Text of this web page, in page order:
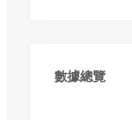
數據總覽